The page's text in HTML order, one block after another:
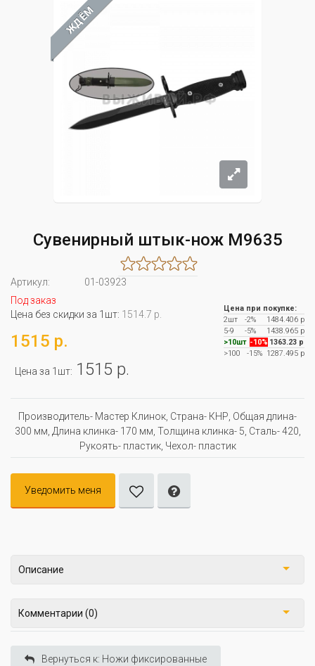
ЖДЁМ
Сувенирный штык-нож M9635
Артикул:
01-03923
Под заказ
Цена без скидки за 1шт: 1514.7 р.
1515 р.
Цена за 1шт: 1515 р.
Цена при покупке:
2шт
-2%
1484.406 р
5-9
-5%
1438.965 р
>10шт -10% 1363.23 р
>100
-15% 1287.495 р
Производитель- Мастер Клинок, Страна- КНР, Oбщая длина-
300 мм, Длина клинка- 170 мм, Толщина клинка- 5, Сталь- 420,
Рукоять- пластик, Чехол- пластик
Уведомить меня
Описание
Комментарии (0)
Вернуться к: Ножи фиксированные